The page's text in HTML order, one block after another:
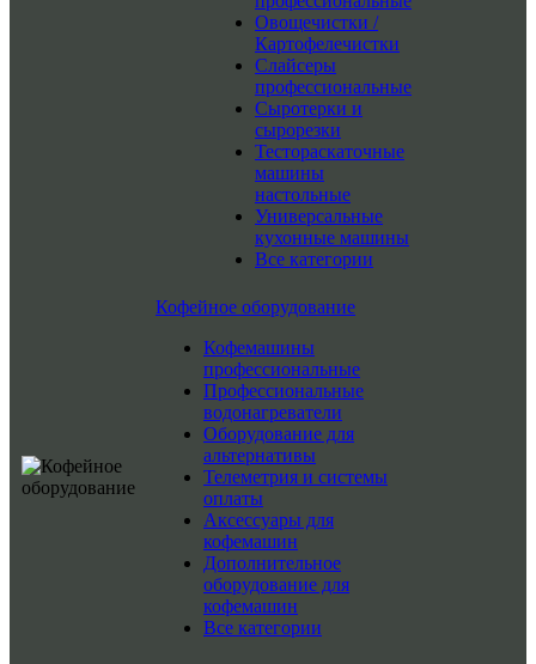
Овощечистки /
Картофелечистки
Слайсеры
профессиональные
Сыротерки и
сырорезки
Тестораскаточные
машины
настольные
Универсальные
кухонные машины
Все категории
Кофейное оборудование
Кофемашины
профессиональные
Профессиональные
водонагреватели
Оборудование для
альтернативы
Телеметрия и системы
оплаты
Аксессуары для
кофемашин
Дополнительное
оборудование для
кофемашин
Все категории